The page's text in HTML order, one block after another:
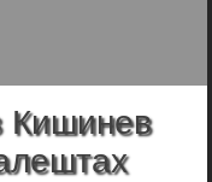
Кишинев